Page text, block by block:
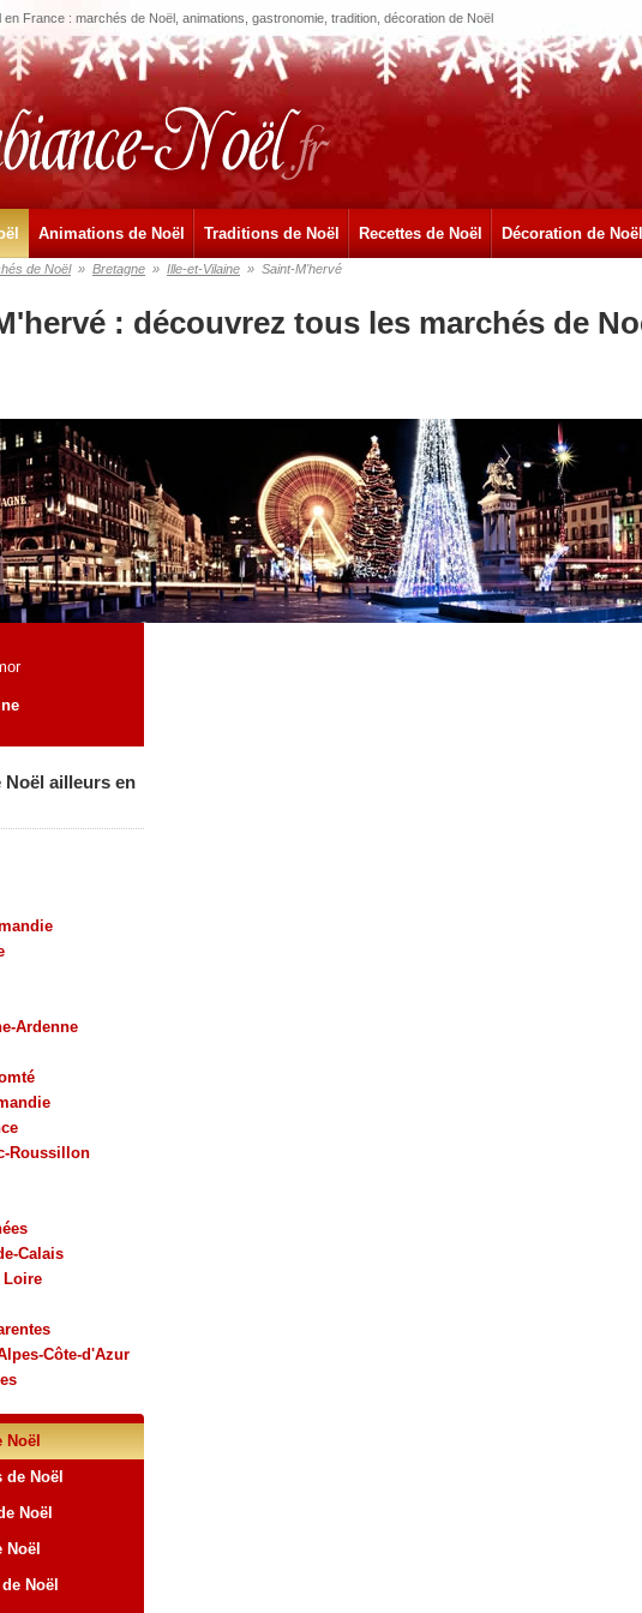
en France : marchés de Noël, animations, gastronomie, tradition, décoration de Noël
Animations de Noël Traditions de Noël Recettes de Noël Décoration de Noël
de Noël » Bretagne » Ille-et-Vilaine » Saint-M'hervé
: découvrez tous les marchés de
Noël ailleurs en
Ardenne
Roussillon
Calais
Loire
Côte-d'Azur
Noël
Noël
Noël
Noël
Noël